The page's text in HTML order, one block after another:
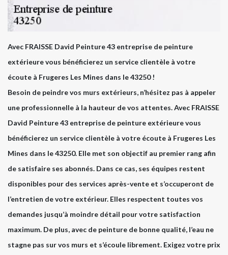
Avec FRAISSE David Peinture 43 entreprise de peinture
extérieure vous bénéficierez un service clientèle à votre
écoute à Frugeres Les Mines dans le 43250 !
Besoin de peindre vos murs extérieurs, n’hésitez pas à appeler
une professionnelle à la hauteur de vos attentes. Avec FRAISSE
David Peinture 43 entreprise de peinture extérieure vous
bénéficierez un service clientèle à votre écoute à Frugeres Les
Mines dans le 43250. Elle met son objectif au premier rang afin
de satisfaire ses abonnés. Dans ce cas, ses équipes restent
disponibles pour des services après-vente et s’occuperont de
l’entretien de votre extérieur. Elles respectent toutes vos
demandes jusqu’à moindre détail pour votre satisfaction
maximum. De plus, avec de peinture de bonne qualité, l’eau ne
stagne pas sur vos murs et s’écoule librement. Exigez votre prix